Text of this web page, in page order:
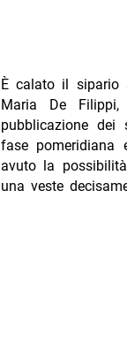
È calato il sipario
Maria De
pubblicazione
fase
avuto la
una veste